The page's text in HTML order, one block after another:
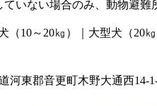
ていない場合のみ、動物避難
（10～20㎏）｜大型犬（20
河東郡音更町木野大通西14-